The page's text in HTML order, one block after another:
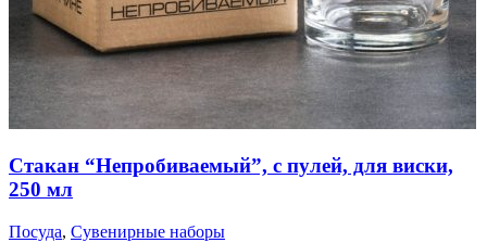
Стакан “Непробиваемый”, с пулей, для виски,
250 мл
Посуда, Сувенирные наборы